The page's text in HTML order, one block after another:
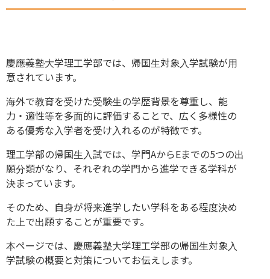
慶應義塾大学理工学部では、帰国生対象入学試験が用
意されています。
海外で教育を受けた受験生の学歴背景を尊重し、能
力・適性等を多面的に評価することで、広く多様性の
ある優秀な入学者を受け入れるのが特徴です。
理工学部の帰国生入試では、学門AからEまでの5つの出
願分類がなり、それぞれの学門から進学できる学科が
決まっています。
そのため、自身が将来進学したい学科をある程度決め
た上で出願することが重要です。
本ページでは、慶應義塾大学理工学部の帰国生対象入
学試験の概要と対策についてお伝えします。